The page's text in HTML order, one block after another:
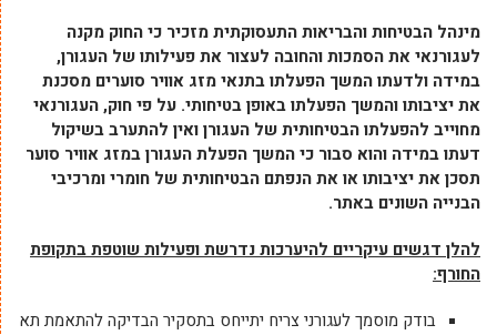
מינהל הבטיחות והבריאות התעסוקתית מזכיר כי החוק מקנה
לעגורנאי את הסמכות והחובה לעצור את פעילותו של העגורן,
במידה ולדעתו המשך הפעלתו בתנאי מזג אוויר סוערים מסכנת
את יציבותו והמשך הפעלתו באופן בטיחותי. על פי חוק, העגורנאי
מחוייב להפעלתו הבטיחותית של העגורן ואין להתערב בשיקול
דעתו במידה והוא סבור כי המשך הפעלת העגורן במזג אוויר סוער
תסכן את יציבותו או את הנפתם הבטיחותית של חומרי ומרכיבי
הבנייה השונים באתר.
להלן דגשים עיקריים להיערכות נדרשת ופעילות שוטפת בתקופת
החורף:
בודק מוסמך לעגורני צריח יתייחס בתסקיר הבדיקה להתאמת תא